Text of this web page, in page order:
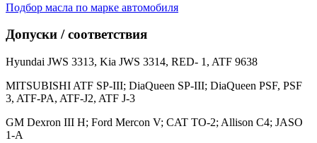
Подбор масла по марке автомобиля
Допуски / соответствия
Hyundai JWS 3313, Kia JWS 3314, RED- 1, ATF 9638
MITSUBISHI ATF SP-III; DiaQueen SP-III; DiaQueen PSF, PSF
3, ATF-PA, ATF-J2, ATF J-3
GM Dexron III H; Ford Mercon V; CAT TO-2; Allison C4; JASO
1-A